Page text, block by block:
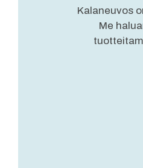
Kalaneuvos
Me